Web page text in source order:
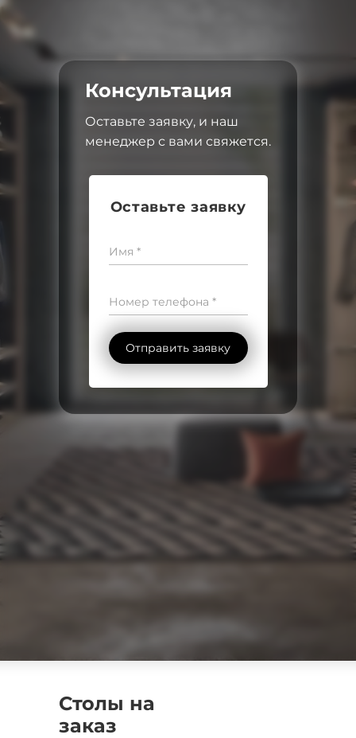
Консультация
Оставьте заявку
Имя *
Номер телефона *
Отправить заявку
Оставьте заявку, и наш
менеджер с вами свяжется.
Столы на
заказ